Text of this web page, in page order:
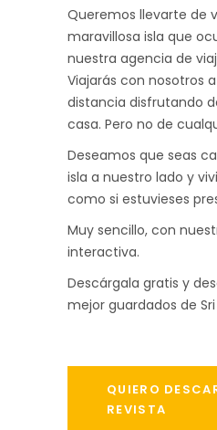
Queremos llevarte de
maravillosa isla que
nuestra agencia de
Viajarás con nosotros
distancia disfrutando
casa. Pero no de
Deseamos que seas
isla a nuestro lado y
como si estuvieses
Muy sencillo, con
interactiva.
Descárgala gratis y
mejor guardados de Sri
QUIERO
REVISTA